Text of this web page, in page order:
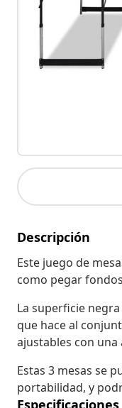
Descripción
Este juego de
como pegar
La superficie
que hace al
ajustables con
Estas 3 mesas se
portabilidad, y
Especificaciones